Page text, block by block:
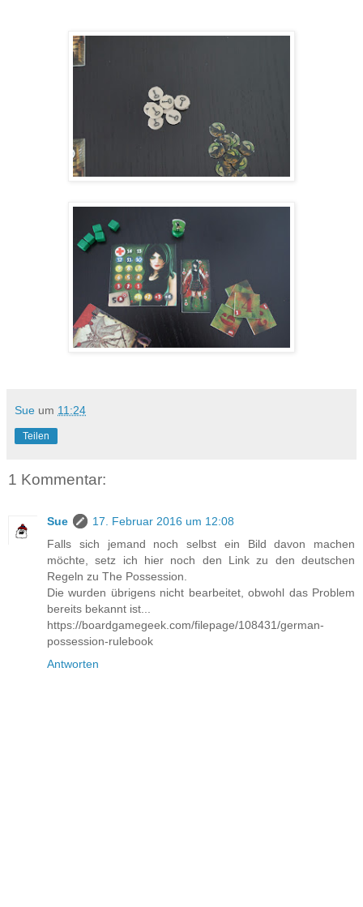
Sue um 11:24
Teilen
1 Kommentar:
Sue
17. Februar 2016 um 12:08
Falls sich jemand noch selbst ein Bild davon machen
möchte, setz ich hier noch den Link zu den deutschen
Regeln zu The Possession.
Die wurden übrigens nicht bearbeitet, obwohl das Problem
bereits bekannt ist...
https://boardgamegeek.com/filepage/108431/german-
possession-rulebook
Antworten